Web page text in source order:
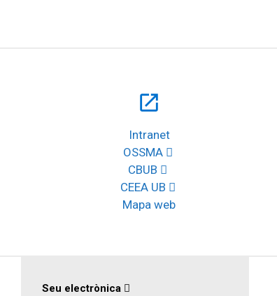
open_in_new
Intranet
OSSMA
CBUB
CEEA UB
Mapa web
Seu electrònica